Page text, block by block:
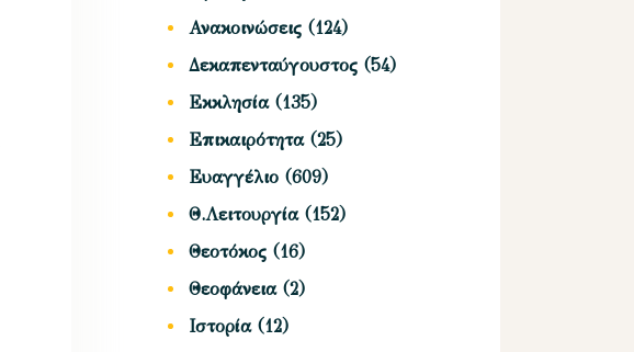
Ανακοινώσεις (124)
Δεκαπενταύγουστος (54)
Εκκλησία(135)
Επικαιρότητα(25)
Ευαγγέλιο (609)
Θ.Λειτουργία(152)
Θεοτόκος (16)
Θεοφάνεια(2)
Ιστορία(12)